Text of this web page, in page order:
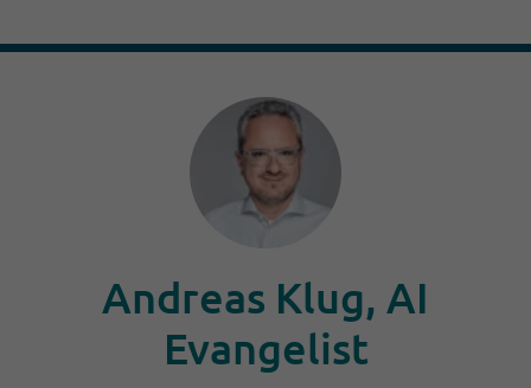
Andreas Klug, AI
Evangelist